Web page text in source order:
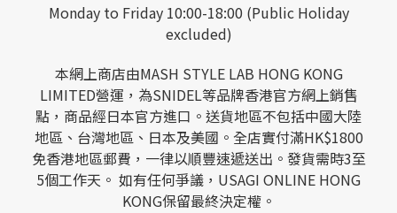
Monday to Friday 10:00-18:00 (Public Holiday
excluded)
本網上商店由MASH STYLE LAB HONG KONG
LIMITED營運，為SNIDEL等品牌香港官方網上銷售
點，商品經日本官方進口。送貨地區不包括中國大陸
地區、台灣地區、日本及美國。全店實付滿HK$1800
免香港地區郵費，一律以順豐速遞送出。發貨需時3至
5個工作天。 如有任何爭議，USAGI ONLINE HONG
KONG保留最終決定權。